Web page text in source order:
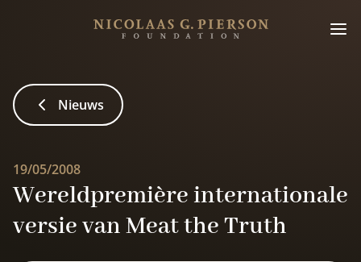
Nieuws
19/05/2008
Wereldpremière internationale
versie van Meat the Truth